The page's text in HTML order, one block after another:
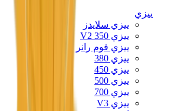
ييزي
ييزي سلايدز
ييزي 350 V2
ييزي فوم رانر
ييزي 380
ييزي 450
ييزي 500
ييزي 700
ييزي V3